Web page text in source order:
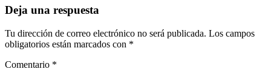
Deja una respuesta
Tu dirección de correo electrónico no será publicada. Los campos
obligatorios están marcados con *
Comentario *